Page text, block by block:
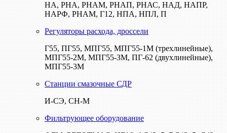
НА, РНА, РНАМ, РНАП, РНАС, НАД, НАПР,
НАРФ, РНАМ, Г12, НПА, НПЛ, П
Регуляторы расхода, дроссели
Г55, ПГ55, МПГ55, МПГ55-1М (трехлинейные),
МПГ55-2М, МПГ55-3М, ПГ-62 (двухлинейные),
МПГ55-3М
Станции смазочные СДР
И-СЭ, СН-М
Фильтрующее оборудование